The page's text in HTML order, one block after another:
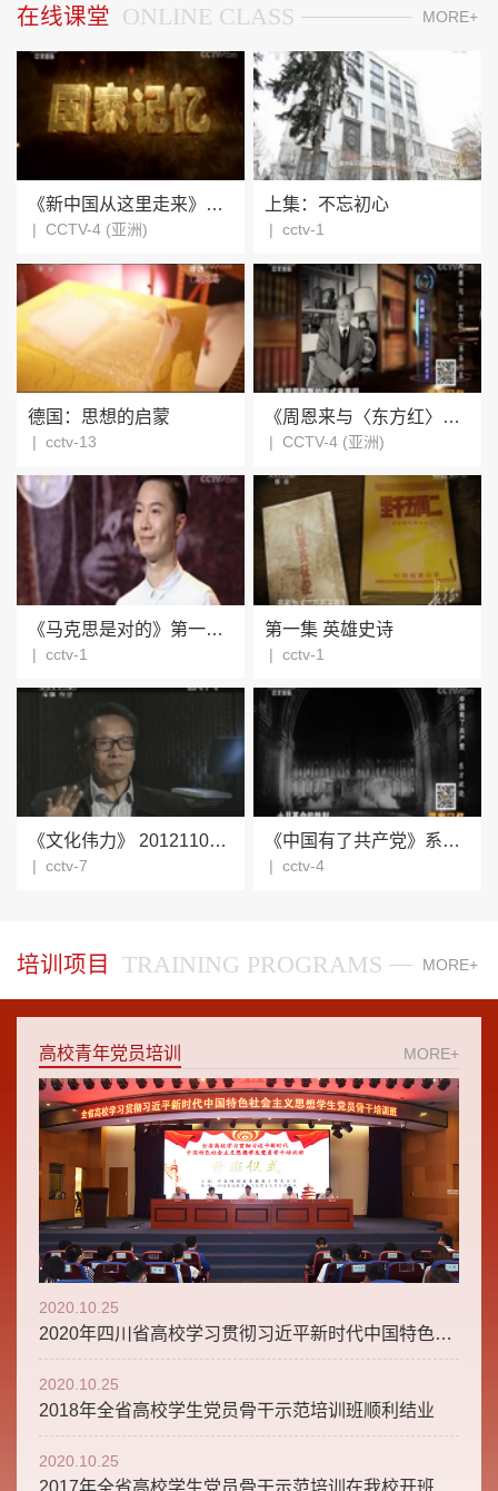
在线课堂 ONLINE CLASS MORE+
《新中国从这里走来》系列 第一集 选址西柏坡
| CCTV-4 (亚洲)
上集：不忘初心
| cctv-1
德国：思想的启蒙
| cctv-13
《周恩来与〈东方红〉》系列 第一集 筹备内幕
| CCTV-4 (亚洲)
《马克思是对的》第一集《你好 马克思》
| cctv-1
第一集 英雄史诗
| cctv-1
《文化伟力》 20121103 第一集 文明之源
| cctv-7
《中国有了共产党》系列 第一集 东方欲晓
| cctv-4
培训项目 TRAINING PROGRAMS MORE+
高校青年党员培训 MORE+
2020.10.25
2020年四川省高校学习贯彻习近平新时代中国特色社会主义思想学生党员骨干培训班顺利开班
2020.10.25
2018年全省高校学生党员骨干示范培训班顺利结业
2020.10.25